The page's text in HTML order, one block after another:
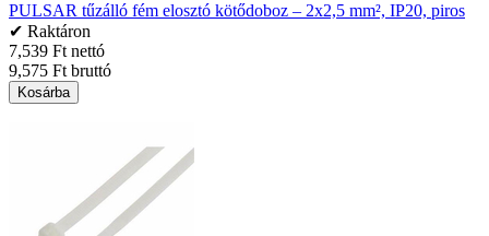
PULSAR tűzálló fém elosztó kötődoboz – 2x2,5 mm², IP20, piros
✔ Raktáron
7,539 Ft nettó
9,575 Ft bruttó
Kosárba